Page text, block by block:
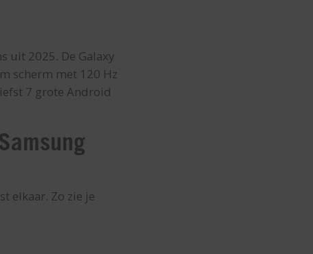
uit 2025. De Galaxy
scherm met 120 Hz
7 grote Android
elkaar. Zo zie je